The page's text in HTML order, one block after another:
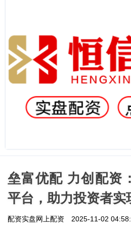
垒富优配 力创配资
平台，助力投资者实
配资实盘网上配资 2025-11-02